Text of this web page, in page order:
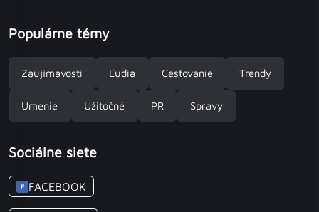
Populárne témy
Zaujímavosti Ľudia Cestovanie Trendy
Umenie Užitočné PR Spravy
Sociálne siete
F FACEBOOK